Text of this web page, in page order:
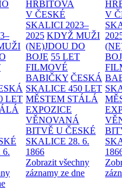
LET
6.
HŘBITOVA
V ČESKÉ
SKALICI 2023–
2025 KDYŽ MUŽI
(NE)JDOU DO
BOJE 55 LET
FILMOVÉ
BABIČKY ČESKÁ
SKALICE 450 LET
MĚSTEM STÁLÁ
EXPOZICE
VĚNOVANÁ
BITVĚ U ČESKÉ
SKALICE 28. 6.
1866
Zobrazit všechny
záznamy ze dne
V